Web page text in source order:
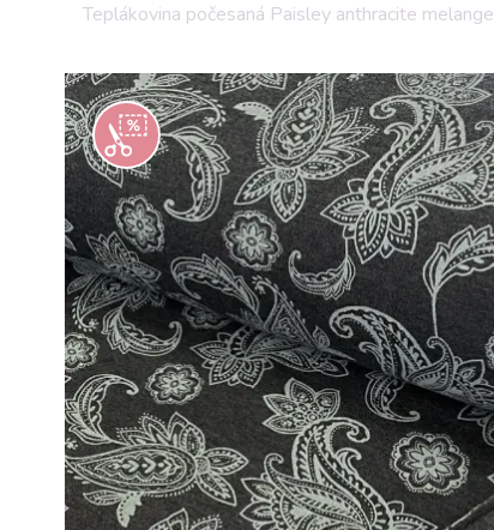
Teplákovina počesaná Paisley anthracite melange